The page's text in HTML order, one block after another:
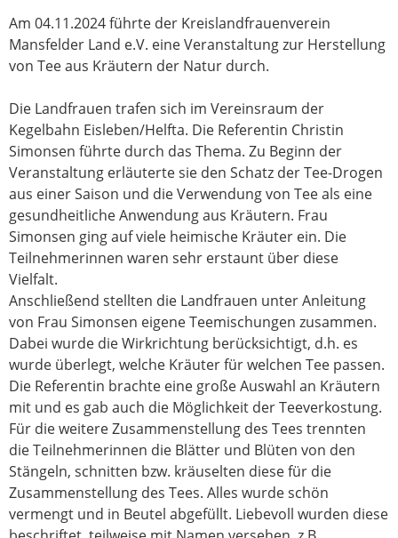
Am 04.11.2024 führte der Kreislandfrauenverein
Mansfelder Land e.V. eine Veranstaltung zur Herstellung
von Tee aus Kräutern der Natur durch.
Die Landfrauen trafen sich im Vereinsraum der
Kegelbahn Eisleben/Helfta. Die Referentin Christin
Simonsen führte durch das Thema. Zu Beginn der
Veranstaltung erläuterte sie den Schatz der Tee-Drogen
aus einer Saison und die Verwendung von Tee als eine
gesundheitliche Anwendung aus Kräutern. Frau
Simonsen ging auf viele heimische Kräuter ein. Die
Teilnehmerinnen waren sehr erstaunt über diese
Vielfalt.
Anschließend stellten die Landfrauen unter Anleitung
von Frau Simonsen eigene Teemischungen zusammen.
Dabei wurde die Wirkrichtung berücksichtigt, d.h. es
wurde überlegt, welche Kräuter für welchen Tee passen.
Die Referentin brachte eine große Auswahl an Kräutern
mit und es gab auch die Möglichkeit der Teeverkostung.
Für die weitere Zusammenstellung des Tees trennten
die Teilnehmerinnen die Blätter und Blüten von den
Stängeln, schnitten bzw. kräuselten diese für die
Zusammenstellung des Tees. Alles wurde schön
vermengt und in Beutel abgefüllt. Liebevoll wurden diese